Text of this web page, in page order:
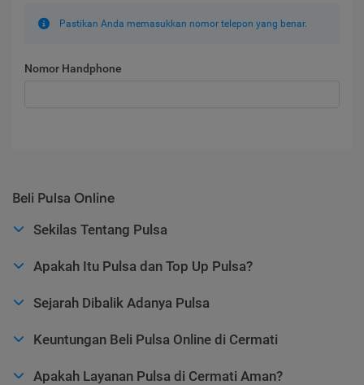
Pastikan Anda memasukkan nomor telepon yang benar.
Nomor Handphone
Beli Pulsa Online
Sekilas Tentang Pulsa
Apakah Itu Pulsa dan Top Up Pulsa?
Sejarah Dibalik Adanya Pulsa
Keuntungan Beli Pulsa Online di Cermati
Apakah Layanan Pulsa di Cermati Aman?